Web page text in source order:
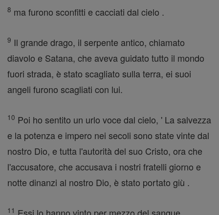
8 ma furono sconfitti e cacciati dal cielo .
9 Il grande drago, il serpente antico, chiamato
diavolo e Satana, che aveva guidato tutto il mondo
fuori strada, è stato scagliato sulla terra, ei suoi
angeli furono scagliati con lui.
10 Poi ho sentito un urlo voce dal cielo, ' La salvezza
e la potenza e impero nei secoli sono state vinte dal
nostro Dio, e tutta l'autorità del suo Cristo, ora che
l'accusatore, che accusava i nostri fratelli giorno e
notte dinanzi al nostro Dio, è stato portato giù .
11